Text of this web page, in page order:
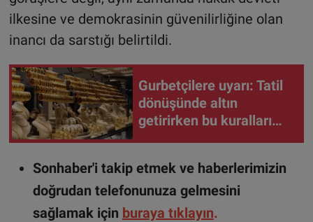
ilkesine ve demokrasinin güvenilirliğine olan
inancı da sarstığı belirtildi.
Gurbetçilere uyarı: Tatil
dönüşünde altın
getirirken bu kuralları
Sonhaber'i takip etmek ve haberlerimizin
doğrudan telefonunuza gelmesini
sağlamak için buraya tıklayın.